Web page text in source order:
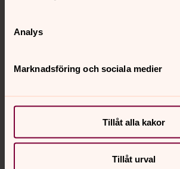
Analys
Marknadsföring och sociala medier
Tillåt alla kakor
Tillåt urval
Kalender
Hitta snabbt